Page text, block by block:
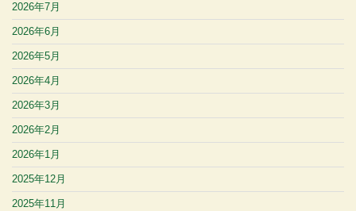
2026年7月
2026年6月
2026年5月
2026年4月
2026年3月
2026年2月
2026年1月
2025年12月
2025年11月